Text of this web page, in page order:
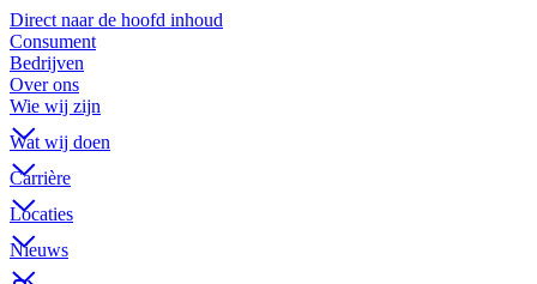
Direct naar de hoofd inhoud
Consument
Bedrijven
Over ons
Wie wij zijn
Wat wij doen
Carrière
Locaties
Nieuws